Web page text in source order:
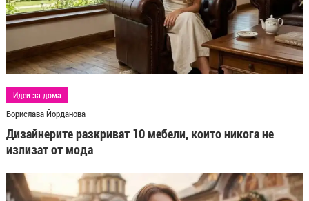
Идеи за дома
Борислава Йорданова
Дизайнерите разкриват 10 мебели, които никога не
излизат от мода